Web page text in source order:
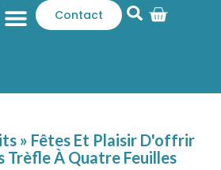
Contact
» Fêtes Et Plaisir D'offrir
Trèfle À Quatre Feuilles